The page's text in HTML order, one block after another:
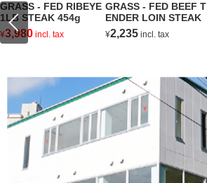
GRASS - FED RIBEYE
1LB STEAK 454g
¥3,980 incl. tax
GRASS - FED BEEF T
ENDER LOIN STEAK
¥2,235 incl. tax